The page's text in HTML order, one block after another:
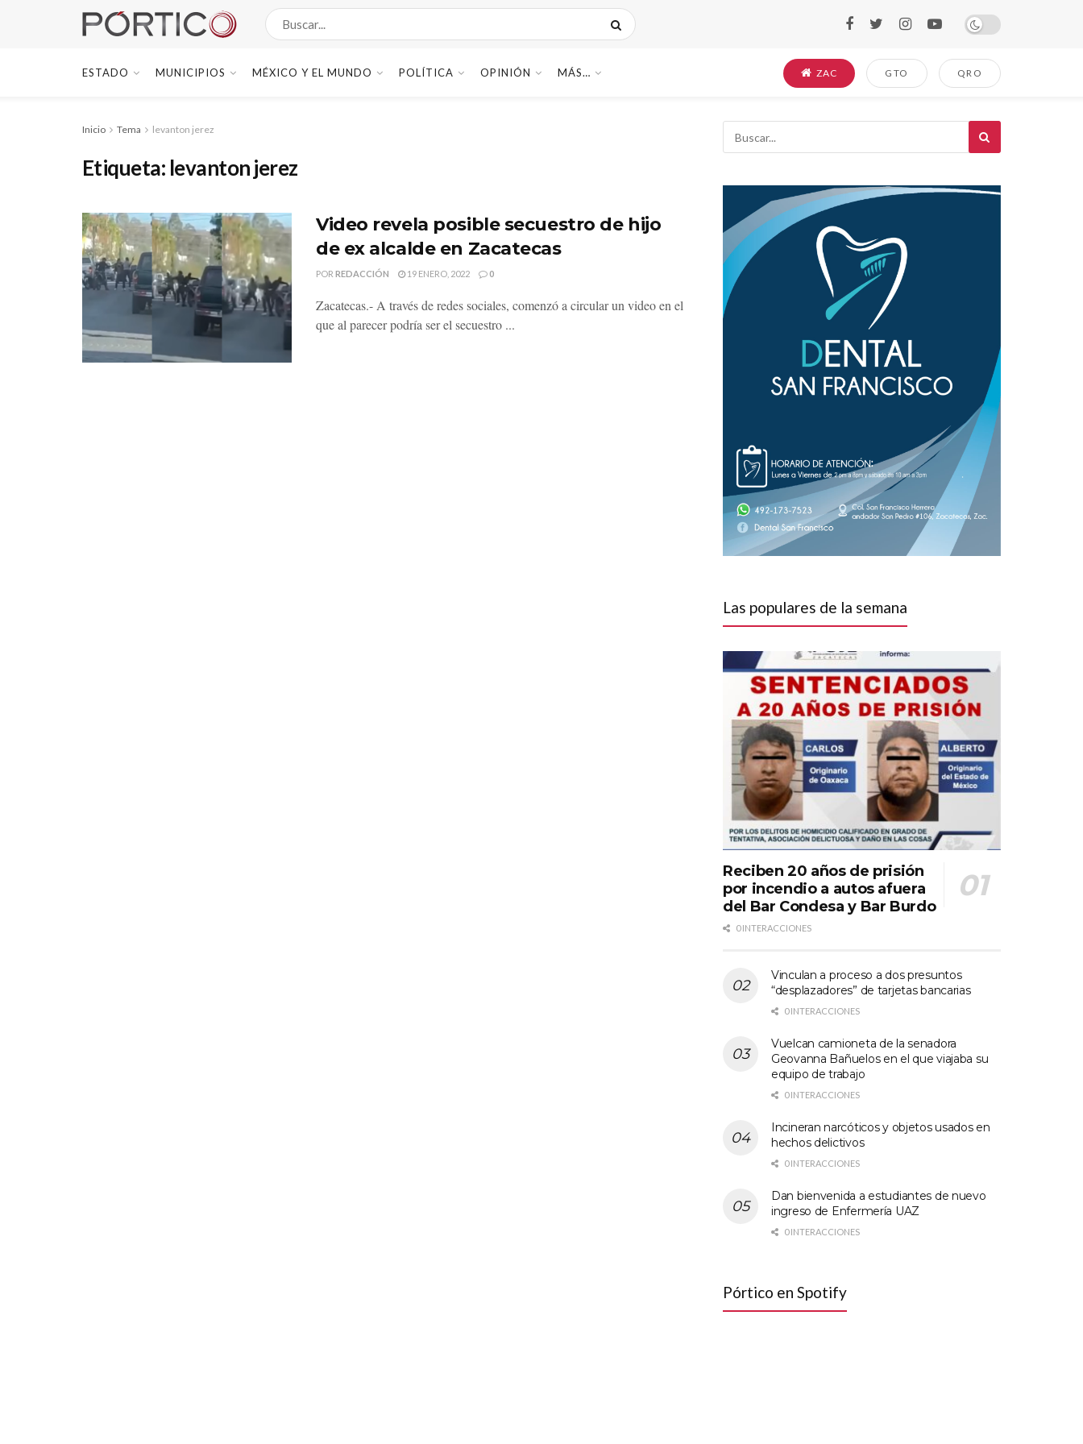
ESTADO MUNICIPIOS MÉXICO Y EL MUNDO POLÍTICA OPINIÓN MÁS… ZAC GTO QRO
Inicio Tema levanton jerez
Etiqueta: levanton jerez
Video revela posible secuestro de hijo
de ex alcalde en Zacatecas
POR REDACCIÓN 19 ENERO, 2022 0
Zacatecas.- A través de redes sociales, comenzó a circular un video en el
que al parecer podría ser el secuestro ...
Las populares de la semana
Reciben 20 años de prisión
por incendio a autos afuera
del Bar Condesa y Bar Burdo
0 INTERACCIONES
Vinculan a proceso a dos presuntos
“desplazadores” de tarjetas bancarias
0 INTERACCIONES
Vuelcan camioneta de la senadora
Geovanna Bañuelos en el que viajaba su
equipo de trabajo
0 INTERACCIONES
Incineran narcóticos y objetos usados en
hechos delictivos
0 INTERACCIONES
Dan bienvenida a estudiantes de nuevo
ingreso de Enfermería UAZ
0 INTERACCIONES
Pórtico en Spotify